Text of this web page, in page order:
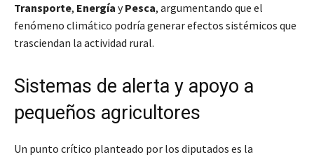
Transporte, Energía yPesca, argumentando que el
fenómeno climático podría generar efectos sistémicos que
trasciendan la actividad rural.
Sistemas de alerta y apoyo a
pequeños agricultores
Un punto crítico planteado por los diputados es la